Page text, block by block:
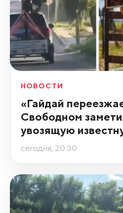
НОВОСТИ
«Гайдай
Свободном
увозящую
сегодня, 20:30